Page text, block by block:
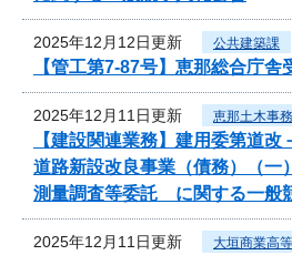
2025年12月12日更新 公共建築課
【管工第7-87号】恵那総合庁
2025年12月11日更新 恵那土木事
【建設関連業務】建用委第道
道路新設改良事業（債務）（
測量調査等委託 に関する一般
2025年12月11日更新 大垣商業高